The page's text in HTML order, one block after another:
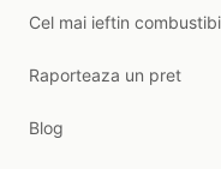
Cel mai ieftin
Raporteaza un pret
Blog